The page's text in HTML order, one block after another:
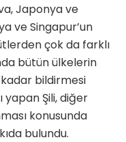
Japonya ve
ve Singapur’un
çok da farklı
bütün ülkelerin
kadar bildirmesi
yapan Şili, diğer
konusunda
bulundu.